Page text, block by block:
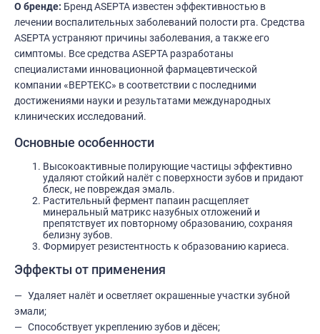
О бренде: Бренд ASEPTA известен эффективностью в
лечении воспалительных заболеваний полости рта. Средства
ASEPTA устраняют причины заболевания, а также его
симптомы. Все средства ASEPTA разработаны
специалистами инновационной фармацевтической
компании «ВЕРТЕКС» в соответствии с последними
достижениями науки и результатами международных
клинических исследований.
Основные особенности
Высокоактивные полирующие частицы эффективно
удаляют стойкий налёт с поверхности зубов и придают
блеск, не повреждая эмаль.
Растительный фермент папаин расщепляет
минеральный матрикс назубных отложений и
препятствует их повторному образованию, сохраняя
белизну зубов.
Формирует резистентность к образованию кариеса.
Эффекты от применения
Удаляет налёт и осветляет окрашенные участки зубной
эмали;
Способствует укреплению зубов и дёсен;